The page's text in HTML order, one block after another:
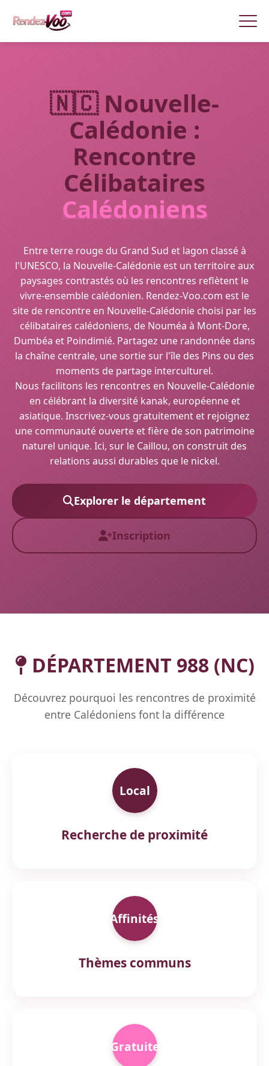
🇳🇨 Nouvelle-
Calédonie :
Rencontre
Célibataires
Calédoniens
Entre terre rouge du Grand Sud et lagon classé à
l'UNESCO, la Nouvelle-Calédonie est un territoire aux
paysages contrastés où les rencontres reflètent le
vivre-ensemble calédonien. Rendez-Voo.com est le
site de rencontre en Nouvelle-Calédonie choisi par les
célibataires calédoniens, de Nouméa à Mont-Dore,
Dumbéa et Poindimié. Partagez une randonnée dans
la chaîne centrale, une sortie sur l'île des Pins ou des
moments de partage interculturel.
Nous facilitons les rencontres en Nouvelle-Calédonie
en célébrant la diversité kanak, européenne et
asiatique. Inscrivez-vous gratuitement et rejoignez
une communauté ouverte et fière de son patrimoine
naturel unique. Ici, sur le Caillou, on construit des
relations aussi durables que le nickel.
Explorer le département
Inscription
DÉPARTEMENT 988 (NC)
Découvrez pourquoi les rencontres de proximité
entre Calédoniens font la différence
Local
Recherche de proximité
Affinités
Thèmes communs
Gratuite